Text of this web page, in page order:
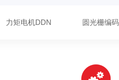
力矩电机DDN 圆光栅编